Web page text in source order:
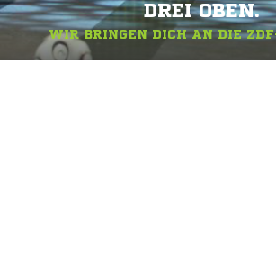
DREI OBEN.
WIR BRINGEN DICH AN DIE